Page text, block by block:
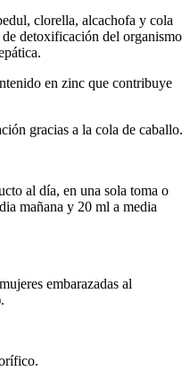
clorella, alcachofa y cola
detoxificación del organismo
en zinc que contribuye
gracias a la cola de caballo.
al día, en una sola toma o
mañana y 20 ml a media
embarazadas al